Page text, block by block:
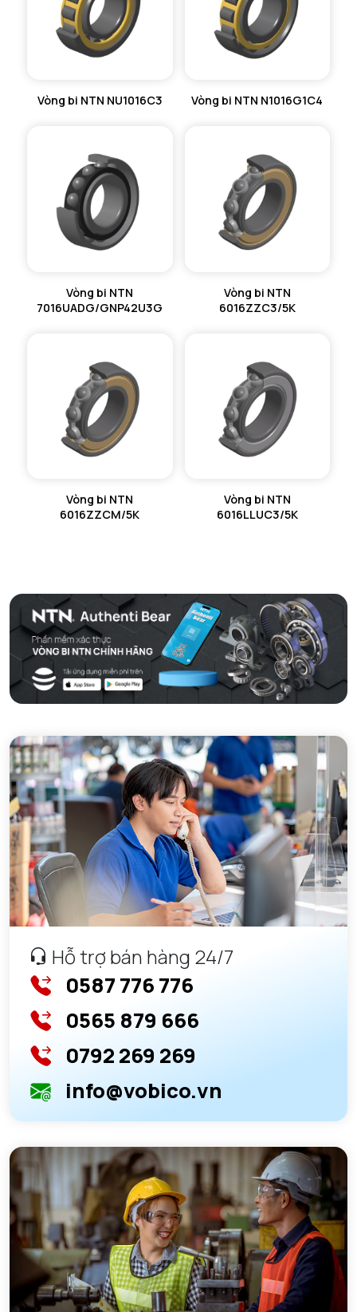
Vòng bi NTN NU1016C3 Vòng bi NTN N1016G1C4
Vòng bi NTN
7016UADG/GNP42U3G
Vòng bi NTN
6016ZZC3/5K
Vòng bi NTN
6016ZZCM/5K
Vòng bi NTN
6016LLUC3/5K
Hỗ trợ bán hàng 24/7
0587 776 776
0565 879 666
0792 269 269
info@vobico.vn